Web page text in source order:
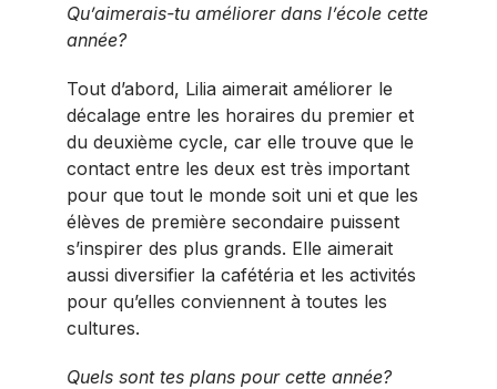
Qu’aimerais-tu améliorer dans l’école cette
année?
Tout d’abord, Lilia aimerait améliorer le
décalage entre les horaires du premier et
du deuxième cycle, car elle trouve que le
contact entre les deux est très important
pour que tout le monde soit uni et que les
élèves de première secondaire puissent
s’inspirer des plus grands. Elle aimerait
aussi diversifier la cafétéria et les activités
pour qu’elles conviennent à toutes les
cultures.
Quels sont tes plans pour cette année?